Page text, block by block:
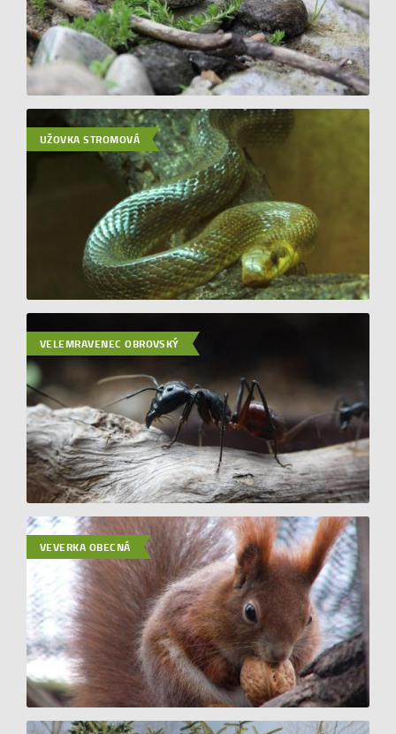
UŽOVKA STROMOVÁ
VELEMRAVENEC OBROVSKÝ
VEVERKA OBECNÁ